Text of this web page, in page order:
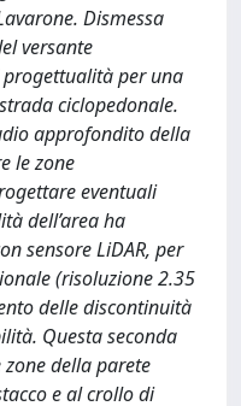
Dismessa
versante
per una
ciclopedonale.
approfondito della
le zone
eventuali
dell’area ha
sensore LiDAR, per
(risoluzione 2.35
delle discontinuità
Questa seconda
della parete
e al crollo di